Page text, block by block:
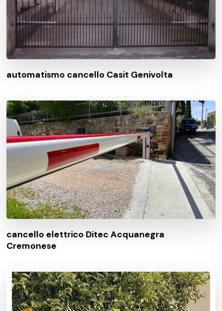
automatismo cancello Casit Genivolta
cancello elettrico Ditec Acquanegra
Cremonese